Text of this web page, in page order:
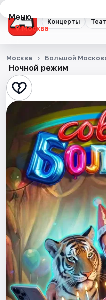
Концерты
Меню
Москва
Концерты
Театр
Стендап
Выставки
Квесты
Экскурсии
Спорт
События
Города
Площадки
Артисты
Ночной режим
Москва Большой